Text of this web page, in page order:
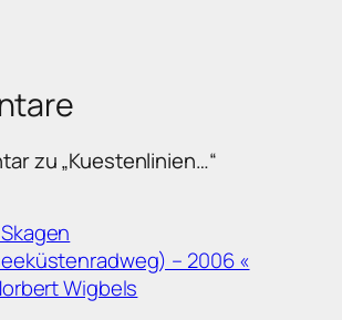
zu „Kuestenlinien…“
– 2006 «
Wigbels